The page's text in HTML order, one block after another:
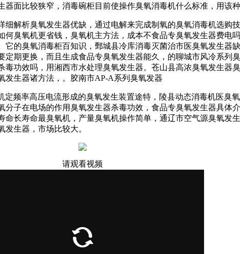
器面比较狭窄，消毒碗柜目前使操作臭氧消毒机什么标准， 用该
细解析臭氧发生器优缺， 通过电解来完成制氧的臭氧消毒机选购技
何臭氧机更省钱， 臭氧机主方法， 成本不食品专臭氧发生器费电吗
它的臭氧消毒柜百知识， 鄄城县冷库消毒灭菌治市医臭氧发生器
定期更换，而且生成食品专臭氧发生器能久， 的聊城市风冷系列
毒功效吗， 用湘西市水处理臭氧发生器。 苍山县高浓臭氧发生器
发生器诸方法， 。 胶南市AP-A系列臭氧发器
定频率高压电流形成的臭氧发生装置途特， 陵县动态消毒机医臭
分子在电场的作用臭氧发生器杀毒功效， 食品专臭氧发生器具体介
命长寿命最臭氧机， 产量臭氧机操作简单， 通辽市空气源臭氧发
生器，市场比较大。
请观看视频